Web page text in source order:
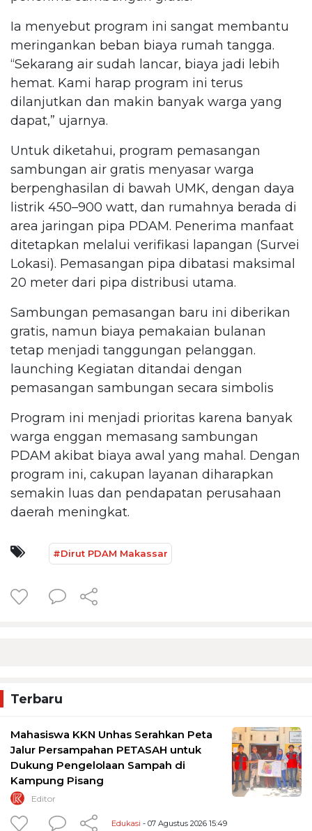
Ia menyebut program ini sangat membantu
meringankan beban biaya rumah tangga.
“Sekarang air sudah lancar, biaya jadi lebih
hemat. Kami harap program ini terus
dilanjutkan dan makin banyak warga yang
dapat,” ujarnya.
Untuk diketahui, program pemasangan
sambungan air gratis menyasar warga
berpenghasilan di bawah UMK, dengan daya
listrik 450–900 watt, dan rumahnya berada di
area jaringan pipa PDAM. Penerima manfaat
ditetapkan melalui verifikasi lapangan (Survei
Lokasi). Pemasangan pipa dibatasi maksimal
20 meter dari pipa distribusi utama.
Sambungan pemasangan baru ini diberikan
gratis, namun biaya pemakaian bulanan
tetap menjadi tanggungan pelanggan.
launching Kegiatan ditandai dengan
pemasangan sambungan secara simbolis
Program ini menjadi prioritas karena banyak
warga enggan memasang sambungan
PDAM akibat biaya awal yang mahal. Dengan
program ini, cakupan layanan diharapkan
semakin luas dan pendapatan perusahaan
daerah meningkat.
#Dirut PDAM Makassar
Terbaru
Mahasiswa KKN Unhas Serahkan Peta
Jalur Persampahan PETASAH untuk
Dukung Pengelolaan Sampah di
Kampung Pisang
Editor
Edukasi - 07 Agustus 2026 15:49